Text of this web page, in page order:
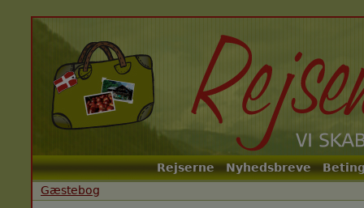
Main menu Rejserne Nyhedsbreve
Gæstebog